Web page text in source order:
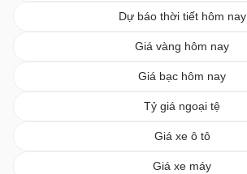
Dự báo thời tiết hôm nay
Giá vàng hôm nay
Giá bạc hôm nay
Tỷ giá ngoại tệ
Giá xe ô tô
Giá xe máy